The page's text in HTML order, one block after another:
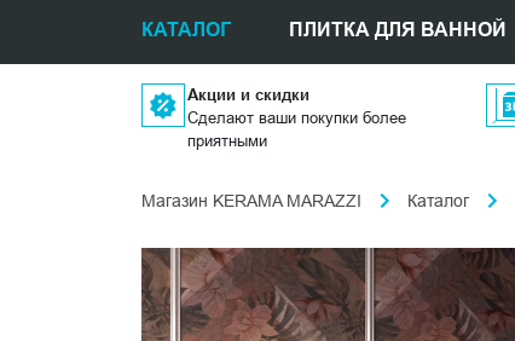
КАТАЛОГ ПЛИТКА ДЛЯ ВАННОЙ
Акции и скидки
Сделают ваши покупки более
приятными
Магазин KERAMA MARAZZI Каталог